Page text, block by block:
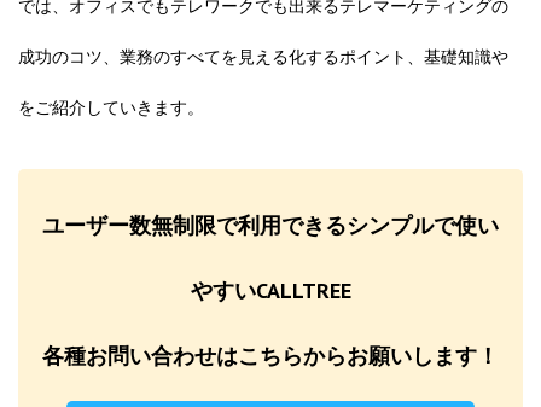
では、オフィスでもテレワークでも出来るテレマーケティングの
成功のコツ、業務のすべてを見える化するポイント、基礎知識や
をご紹介していきます。
ユーザー数無制限で利用できるシンプルで使い
やすいCALLTREE
各種お問い合わせはこちらからお願いします！